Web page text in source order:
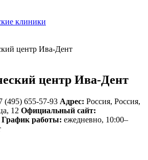
клиники
центр Ива-Дент
центр Ива-Дент
(495) 655-57-93 Адрес: Россия, Россия,
12 Официальный сайт:
График работы: ежедневно, 10:00–